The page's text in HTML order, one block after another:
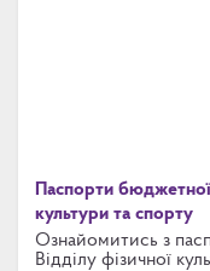
Паспорти
культури та спорту
Ознайомитись з
Відділу фізичної культури